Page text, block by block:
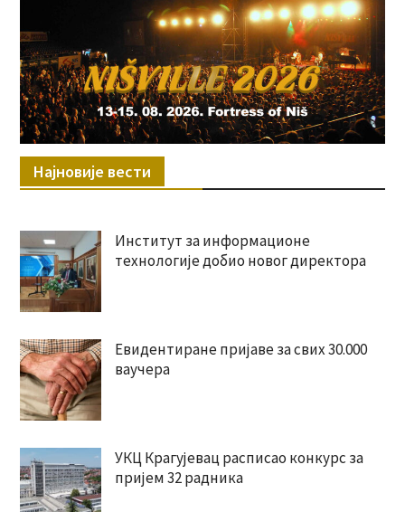
Најновије вести
Институт за информационе
технологије добио новог директора
Евидентиране пријаве за свих 30.000
ваучера
УКЦ Крагујевац расписао конкурс за
пријем 32 радника